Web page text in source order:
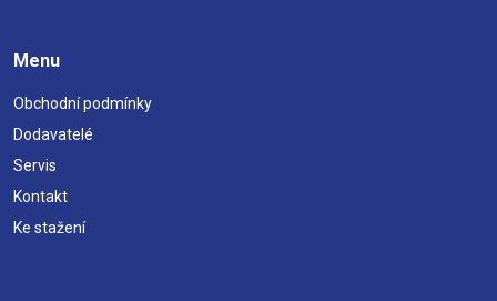
Menu
Obchodní podmínky
Dodavatelé
Servis
Kontakt
Ke stažení